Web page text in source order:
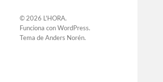
© 2026 L'HORA.
Funciona conWordPress.
Tema deAnders Norén.